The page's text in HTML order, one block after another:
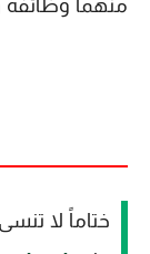
منهما وظائفه
ختاماً لا